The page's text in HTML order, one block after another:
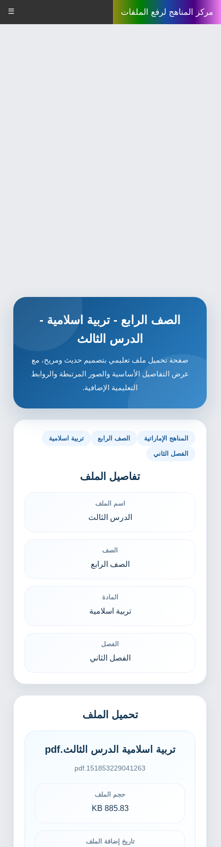
مركز المناهج لرفع الملفات ☰
الصف الرابع - تربية اسلامية -
الدرس الثالث
صفحة تحميل ملف تعليمي بتصميم حديث ومريح، مع
عرض التفاصيل الأساسية والصور المرتبطة والروابط
التعليمية الإضافية.
المناهج الإماراتية الصف الرابع تربية اسلامية
الفصل الثاني
تفاصيل الملف
اسم الملف
الدرس الثالث
الصف
الصف الرابع
المادة
تربية اسلامية
الفصل
الفصل الثاني
تحميل الملف
تربية اسلامية الدرس الثالث.pdf
151853229041263.pdf
حجم الملف
885.83 KB
تاريخ إضافة الملف